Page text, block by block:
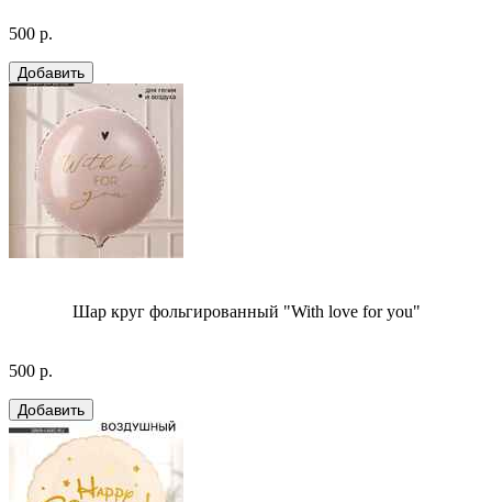
500 р.
Шар круг фольгированный "With love for you"
500 р.